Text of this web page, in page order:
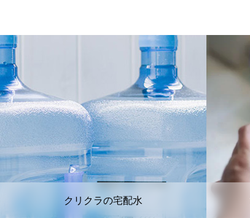
クリクラの宅配水